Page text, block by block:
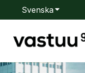
SvenskaVisa